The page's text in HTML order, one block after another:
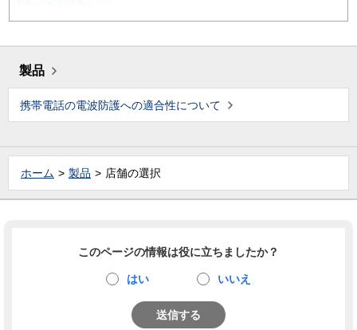
製品
携帯電話の電波防護への適合性について
ホーム 製品 店舗の選択
このページの情報は役に立ちましたか？
はい いいえ
送信する